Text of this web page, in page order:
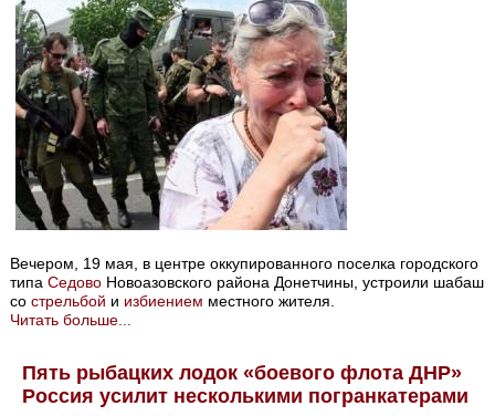
Вечером, 19 мая, в центре оккупированного поселка городского
типаСедово Новоазовского района Донетчины, устроили шабаш
сострельбой и избиением местного жителя.
Читать больше...
Пять рыбацких лодок «боевого флота ДНР»
Россия усилит несколькими погранкатерами